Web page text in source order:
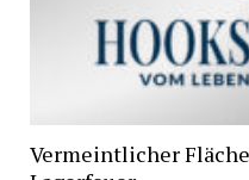
Vermeintlicher